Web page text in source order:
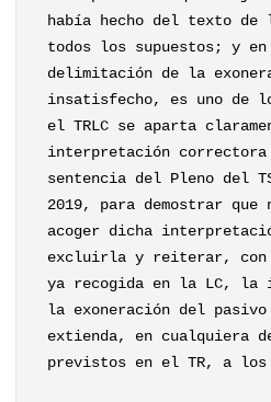
había hecho del texto de
todos los supuestos; y
delimitación de la
insatisfecho, es uno de
el TRLC se aparta
interpretación correctora
sentencia del Pleno del
2019, para demostrar que
acoger dicha
excluirla y reiterar, con
ya recogida en la LC, la
la exoneración del
extienda, en cualquiera
previstos en el TR, a